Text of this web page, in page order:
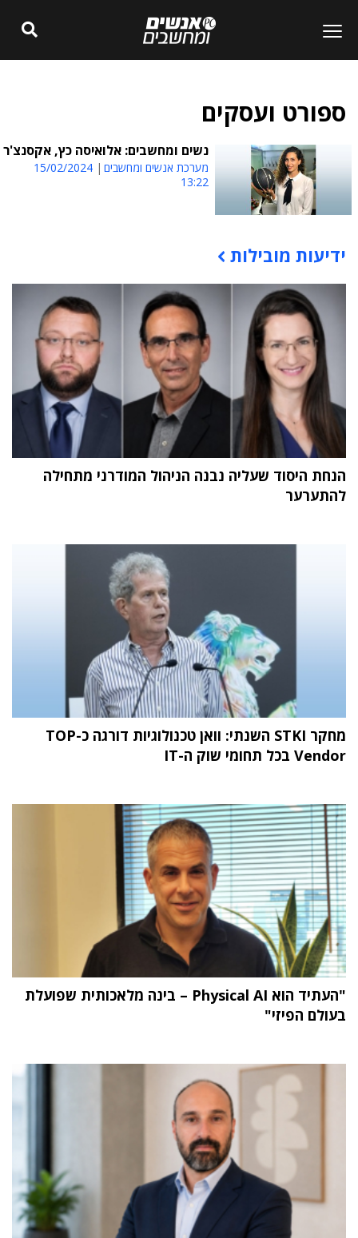
ספורט ועסקים
נשים ומחשבים: אלואיסה כץ, אקסנצ'ר
מערכת אנשים ומחשבים
15/02/2024
13:22
תוכן פרסומי
ידיעות מובילות
הנחת היסוד שעליה נבנה הניהול המודרני מתחילה
להתערער
מחקר STKI השנתי: וואן טכנולוגיות דורגה כ-TOP
Vendor בכל תחומי שוק ה-IT
"העתיד הוא Physical AI – בינה מלאכותית שפועלת
בעולם הפיזי"